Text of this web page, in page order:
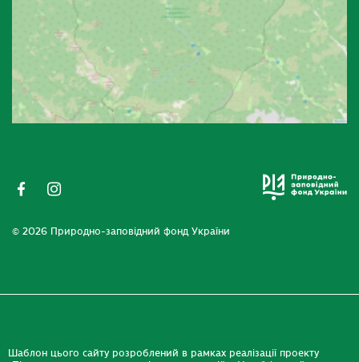
© 2026 Природно-заповідний фонд України
Шаблон цього сайту розроблений в рамках реалізації проекту